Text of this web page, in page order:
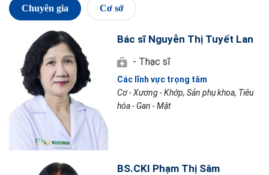
Chuyên gia Cơ sở
Bác sĩ Nguyễn Thị Tuyết Lan
- Thạc sĩ
Các lĩnh vực trọng tâm
Cơ - Xương - Khớp, Sản phụ khoa, Tiêu
hóa - Gan - Mật
BS.CKI Phạm Thị Sâm